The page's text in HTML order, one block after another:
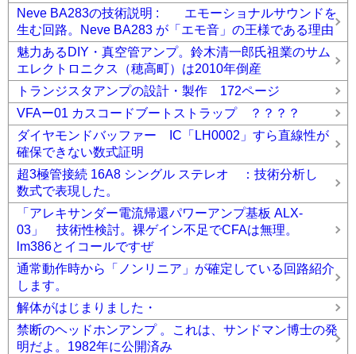
Neve BA283の技術説明 : エモーショナルサウンドを
生む回路。Neve BA283 が「エモ音」の王様である理由
魅力あるDIY・真空管アンプ。鈴木清一郎氏祖業のサム
エレクトロニクス（穂高町）は2010年倒産
トランジスタアンプの設計・製作 172ページ
VFAー01 カスコードブートストラップ ？？？？
ダイヤモンドバッファー IC「LH0002」すら直線性が
確保できない数式証明
超3極管接続 16A8 シングル ステレオ ：技術分析し
数式で表現した。
「アレキサンダー電流帰還パワーアンプ基板 ALX-
03」 技術性検討。裸ゲイン不足でCFAは無理。
lm386とイコールですぜ
通常動作時から「ノンリニア」が確定している回路紹介
します。
解体がはじまりました・
禁断のヘッドホンアンプ 。これは、サンドマン博士の発
明だよ。1982年に公開済み